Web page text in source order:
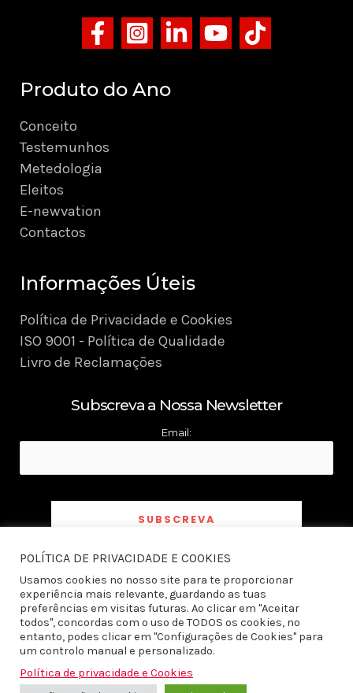
Produto do Ano
Conceito
Testemunhos
Metedologia
Eleitos
E-newvation
Contactos
Informações Úteis
Política de Privacidade e Cookies
ISO 9001 - Política de Qualidade
Livro de Reclamações
Subscreva a Nossa Newsletter
Email:
Ao subscrever a newsletter declaro ter tomado conhecimento e aceito a
de Privacidade
Todos os direitos reservados © 2026 Produto do Ano
POLÍTICA DE PRIVACIDADE E COOKIES
Usamos cookies no nosso site para te proporcionar
experiência mais relevante, guardando as tuas
preferências em visitas futuras. Ao clicar em "Aceitar
todos", concordas com o uso de TODOS os cookies, no
entanto, podes clicar em "Configurações de Cookies" para
um controlo manual e personalizado.
Política de privacidade e Cookies